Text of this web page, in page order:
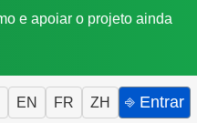
e apoiar o projeto ainda
EN FR ZH ⎆ Entrar